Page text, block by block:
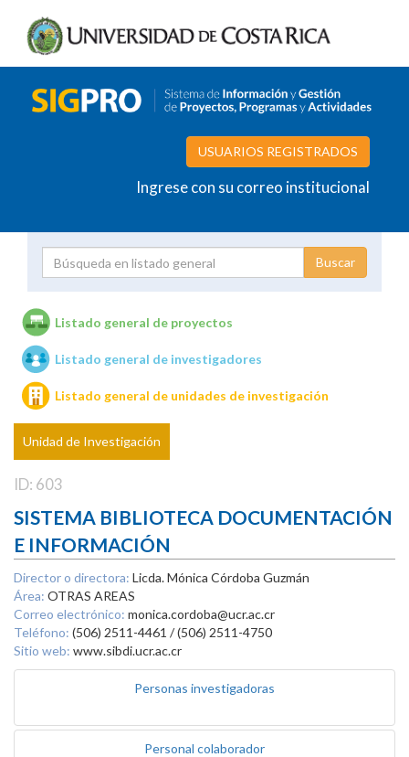
USUARIOS REGISTRADOS
Ingrese con su correo institucional
Unidades de investigación
Listado general de proyectos
Listado general de investigadores
Listado general de unidades de investigación
Unidad de Investigación
ID: 603
SISTEMA BIBLIOTECA DOCUMENTACIÓN
E INFORMACIÓN
Director o directora: Licda. Mónica Córdoba Guzmán
Área: OTRAS AREAS
Correo electrónico: monica.cordoba@ucr.ac.cr
Teléfono: (506) 2511-4461 / (506) 2511-4750
Sitio web: www.sibdi.ucr.ac.cr
Personas investigadoras
Personal colaborador